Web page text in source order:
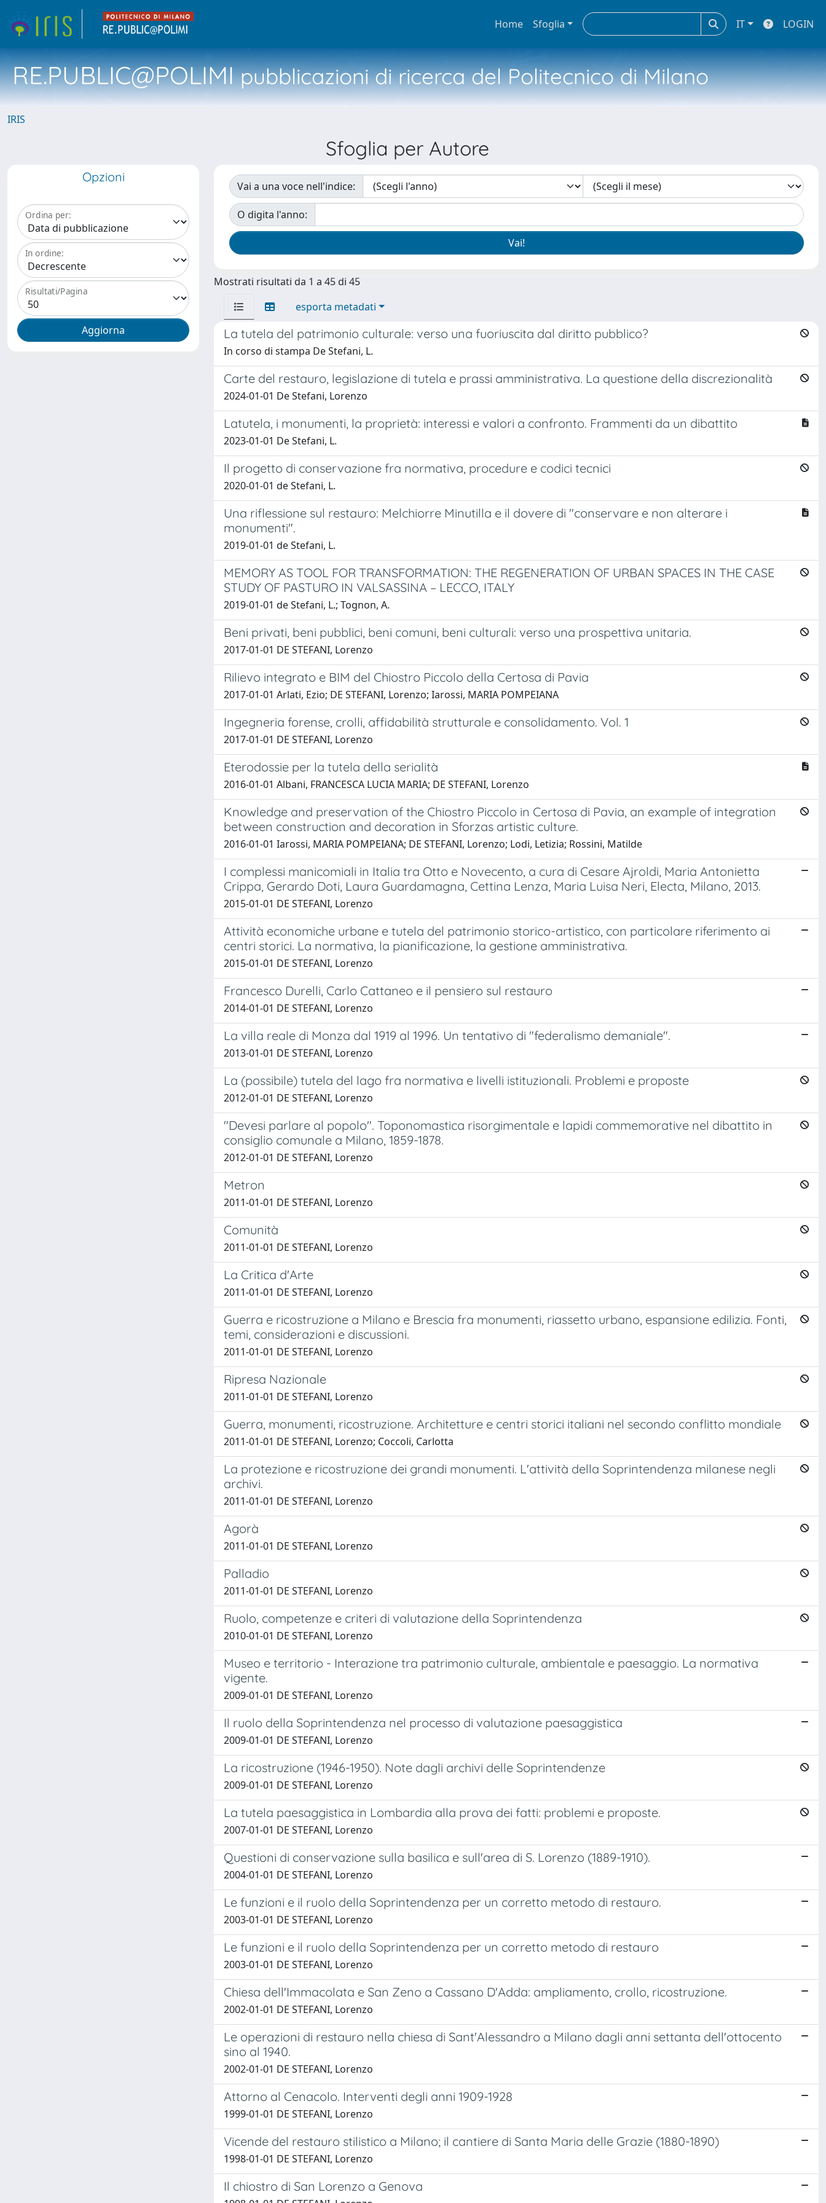
Home Sfoglia IT LOGIN
RE.PUBLIC@POLIMIpubblicazioni di ricerca del Politecnico di Milano
IRIS
Sfoglia per Autore
Opzioni
Ordina per:
In ordine:
Risultati/Pagina
Vai a una voce nell'indice:
O digita l'anno:
Mostrati risultati da 1 a 45 di 45
esporta metadati
La tutela del patrimonio culturale: verso una fuoriuscita dal diritto pubblico?
In corso di stampa De Stefani, L.
Carte del restauro, legislazione di tutela e prassi amministrativa. La questione della discrezionalità
2024-01-01 De Stefani, Lorenzo
Latutela, i monumenti, la proprietà: interessi e valori a confronto. Frammenti da un dibattito
2023-01-01 De Stefani, L.
Il progetto di conservazione fra normativa, procedure e codici tecnici
2020-01-01 de Stefani, L.
Una riflessione sul restauro: Melchiorre Minutilla e il dovere di "conservare e non alterare i
monumenti".
2019-01-01 de Stefani, L.
MEMORY AS TOOL FOR TRANSFORMATION: THE REGENERATION OF URBAN SPACES IN THE CASE
STUDY OF PASTURO IN VALSASSINA – LECCO, ITALY
2019-01-01 de Stefani, L.; Tognon, A.
Beni privati, beni pubblici, beni comuni, beni culturali: verso una prospettiva unitaria.
2017-01-01 DE STEFANI, Lorenzo
Rilievo integrato e BIM del Chiostro Piccolo della Certosa di Pavia
2017-01-01 Arlati, Ezio; DE STEFANI, Lorenzo; Iarossi, MARIA POMPEIANA
Ingegneria forense, crolli, affidabilità strutturale e consolidamento. Vol. 1
2017-01-01 DE STEFANI, Lorenzo
Eterodossie per la tutela della serialità
2016-01-01 Albani, FRANCESCA LUCIA MARIA; DE STEFANI, Lorenzo
Knowledge and preservation of the Chiostro Piccolo in Certosa di Pavia, an example of integration
between construction and decoration in Sforzas artistic culture.
2016-01-01 Iarossi, MARIA POMPEIANA; DE STEFANI, Lorenzo; Lodi, Letizia; Rossini, Matilde
I complessi manicomiali in Italia tra Otto e Novecento, a cura di Cesare Ajroldi, Maria Antonietta
Crippa, Gerardo Doti, Laura Guardamagna, Cettina Lenza, Maria Luisa Neri, Electa, Milano, 2013.
2015-01-01 DE STEFANI, Lorenzo
Attività economiche urbane e tutela del patrimonio storico-artistico, con particolare riferimento ai
centri storici. La normativa, la pianificazione, la gestione amministrativa.
2015-01-01 DE STEFANI, Lorenzo
Francesco Durelli, Carlo Cattaneo e il pensiero sul restauro
2014-01-01 DE STEFANI, Lorenzo
La villa reale di Monza dal 1919 al 1996. Un tentativo di "federalismo demaniale".
2013-01-01 DE STEFANI, Lorenzo
La (possibile) tutela del lago fra normativa e livelli istituzionali. Problemi e proposte
2012-01-01 DE STEFANI, Lorenzo
"Devesi parlare al popolo". Toponomastica risorgimentale e lapidi commemorative nel dibattito in
consiglio comunale a Milano, 1859-1878.
2012-01-01 DE STEFANI, Lorenzo
Metron
2011-01-01 DE STEFANI, Lorenzo
Comunità
2011-01-01 DE STEFANI, Lorenzo
La Critica d'Arte
2011-01-01 DE STEFANI, Lorenzo
Guerra e ricostruzione a Milano e Brescia fra monumenti, riassetto urbano, espansione edilizia. Fonti,
temi, considerazioni e discussioni.
2011-01-01 DE STEFANI, Lorenzo
Ripresa Nazionale
2011-01-01 DE STEFANI, Lorenzo
Guerra, monumenti, ricostruzione. Architetture e centri storici italiani nel secondo conflitto mondiale
2011-01-01 DE STEFANI, Lorenzo; Coccoli, Carlotta
La protezione e ricostruzione dei grandi monumenti. L'attività della Soprintendenza milanese negli
archivi.
2011-01-01 DE STEFANI, Lorenzo
Agorà
2011-01-01 DE STEFANI, Lorenzo
Palladio
2011-01-01 DE STEFANI, Lorenzo
Ruolo, competenze e criteri di valutazione della Soprintendenza
2010-01-01 DE STEFANI, Lorenzo
Museo e territorio - Interazione tra patrimonio culturale, ambientale e paesaggio. La normativa
vigente.
2009-01-01 DE STEFANI, Lorenzo
Il ruolo della Soprintendenza nel processo di valutazione paesaggistica
2009-01-01 DE STEFANI, Lorenzo
La ricostruzione (1946-1950). Note dagli archivi delle Soprintendenze
2009-01-01 DE STEFANI, Lorenzo
La tutela paesaggistica in Lombardia alla prova dei fatti: problemi e proposte.
2007-01-01 DE STEFANI, Lorenzo
Questioni di conservazione sulla basilica e sull'area di S. Lorenzo (1889-1910).
2004-01-01 DE STEFANI, Lorenzo
Le funzioni e il ruolo della Soprintendenza per un corretto metodo di restauro.
2003-01-01 DE STEFANI, Lorenzo
Le funzioni e il ruolo della Soprintendenza per un corretto metodo di restauro
2003-01-01 DE STEFANI, Lorenzo
Chiesa dell'Immacolata e San Zeno a Cassano D'Adda: ampliamento, crollo, ricostruzione.
2002-01-01 DE STEFANI, Lorenzo
Le operazioni di restauro nella chiesa di Sant'Alessandro a Milano dagli anni settanta dell'ottocento
sino al 1940.
2002-01-01 DE STEFANI, Lorenzo
Attorno al Cenacolo. Interventi degli anni 1909-1928
1999-01-01 DE STEFANI, Lorenzo
Vicende del restauro stilistico a Milano; il cantiere di Santa Maria delle Grazie (1880-1890)
1998-01-01 DE STEFANI, Lorenzo
Il chiostro di San Lorenzo a Genova